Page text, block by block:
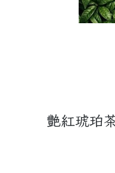
艷紅琥珀